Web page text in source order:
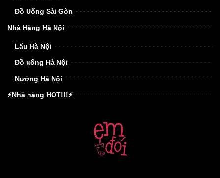
Đồ Uống Sài Gòn
Nhà Hàng Hà Nội
Lẩu Hà Nội
Đồ uống Hà Nội
Nướng Hà Nội
⚡Nhà hàng HOT!!!⚡